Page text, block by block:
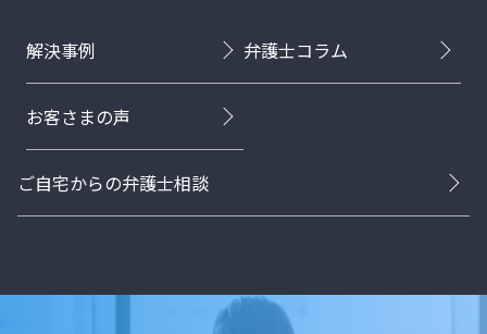
解決事例 弁護士コラム
お客さまの声
ご自宅からの弁護士相談